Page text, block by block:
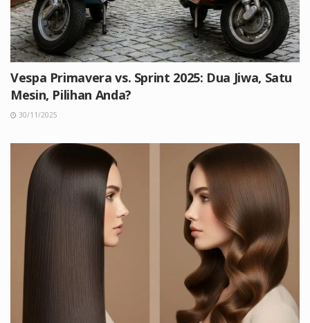
Vespa Primavera vs. Sprint 2025: Dua Jiwa, Satu
Mesin, Pilihan Anda?
30/11/2025